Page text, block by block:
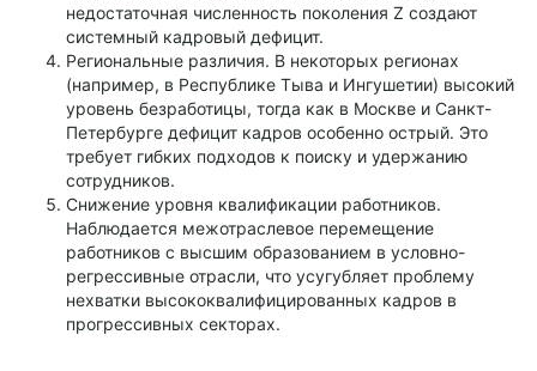
недостаточная численность поколения Z создают
системный кадровый дефицит.
Региональные различия. В некоторых регионах
(например, в Республике Тыва и Ингушетии) высокий
уровень безработицы, тогда как в Москве и Санкт-
Петербурге дефицит кадров особенно острый. Это
требует гибких подходов к поиску и удержанию
сотрудников.
Снижение уровня квалификации работников.
Наблюдается межотраслевое перемещение
работников с высшим образованием в условно-
регрессивные отрасли, что усугубляет проблему
нехватки высококвалифицированных кадров в
прогрессивных секторах.